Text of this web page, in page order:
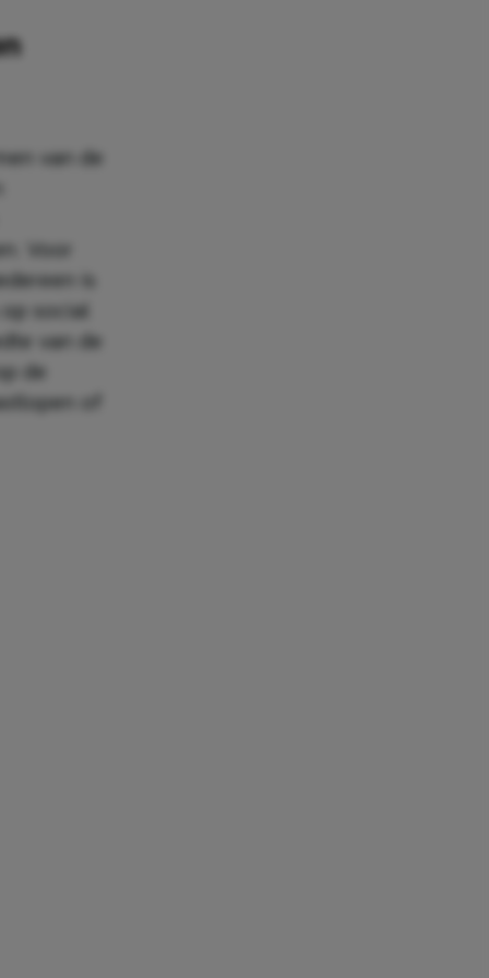
van de
Voor
is
social
van de
de
of